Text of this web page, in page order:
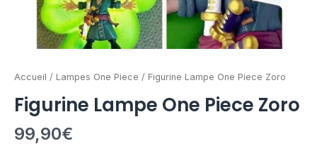
Accueil / Lampes One Piece / Figurine Lampe One Piece Zoro
Figurine Lampe One Piece Zoro
99,90€